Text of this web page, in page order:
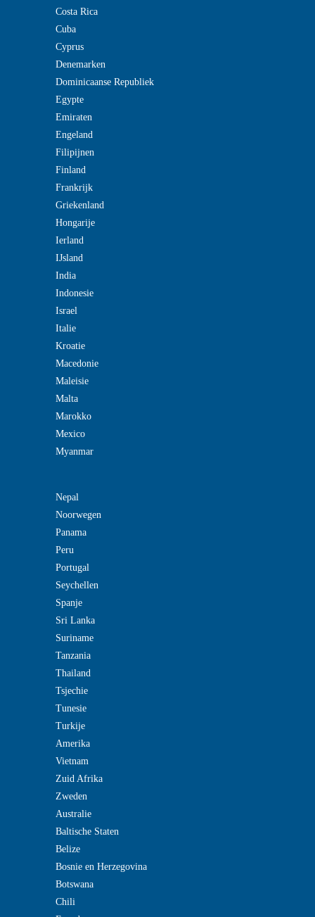
Costa Rica
Cuba
Cyprus
Denemarken
Dominicaanse Republiek
Egypte
Emiraten
Engeland
Filipijnen
Finland
Frankrijk
Griekenland
Hongarije
Ierland
IJsland
India
Indonesie
Israel
Italie
Kroatie
Macedonie
Maleisie
Malta
Marokko
Mexico
Myanmar
Nepal
Noorwegen
Panama
Peru
Portugal
Seychellen
Spanje
Sri Lanka
Suriname
Tanzania
Thailand
Tsjechie
Tunesie
Turkije
Amerika
Vietnam
Zuid Afrika
Zweden
Australie
Baltische Staten
Belize
Bosnie en Herzegovina
Botswana
Chili